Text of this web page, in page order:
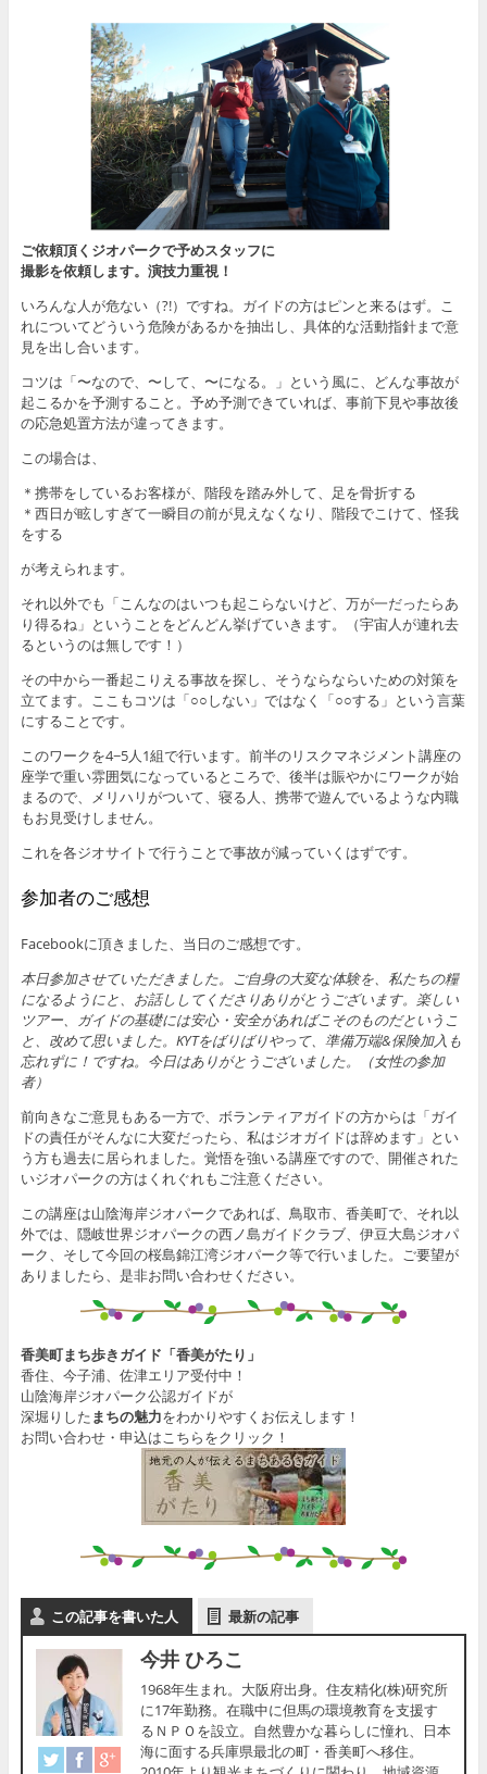
ご依頼頂くジオパークで予めスタッフに
撮影を依頼します。演技力重視！
いろんな人が危ない（?!）ですね。ガイドの方はピンと来るはず。こ
れについてどういう危険があるかを抽出し、具体的な活動指針まで意
見を出し合います。
コツは「〜なので、〜して、〜になる。」という風に、どんな事故が
起こるかを予測すること。予め予測できていれば、事前下見や事故後
の応急処置方法が違ってきます。
この場合は、
＊携帯をしているお客様が、階段を踏み外して、足を骨折する
＊西日が眩しすぎて一瞬目の前が見えなくなり、階段でこけて、怪我
をする
が考えられます。
それ以外でも「こんなのはいつも起こらないけど、万が一だったらあ
り得るね」ということをどんどん挙げていきます。（宇宙人が連れ去
るというのは無しです！）
その中から一番起こりえる事故を探し、そうならならいための対策を
立てます。ここもコツは「○○しない」ではなく「○○する」という言葉
にすることです。
このワークを4−5人1組で行います。前半のリスクマネジメント講座の
座学で重い雰囲気になっているところで、後半は賑やかにワークが始
まるので、メリハリがついて、寝る人、携帯で遊んでいるような内職
もお見受けしません。
これを各ジオサイトで行うことで事故が減っていくはずです。
参加者のご感想
Facebookに頂きました、当日のご感想です。
本日参加させていただきました。ご自身の大変な体験を、私たちの糧
になるようにと、お話ししてくださりありがとうございます。楽しい
ツアー、ガイドの基礎には安心・安全があればこそのものだというこ
と、改めて思いました。KYTをばりばりやって、準備万端&保険加入も
忘れずに！ですね。今日はありがとうございました。（女性の参加
者）
前向きなご意見もある一方で、ボランティアガイドの方からは「ガイ
ドの責任がそんなに大変だったら、私はジオガイドは辞めます」とい
う方も過去に居られました。覚悟を強いる講座ですので、開催された
いジオパークの方はくれぐれもご注意ください。
この講座は山陰海岸ジオパークであれば、鳥取市、香美町で、それ以
外では、隠岐世界ジオパークの西ノ島ガイドクラブ、伊豆大島ジオパ
ーク、そして今回の桜島錦江湾ジオパーク等で行いました。ご要望が
ありましたら、是非お問い合わせください。
香美町まち歩きガイド「香美がたり」
香住、今子浦、佐津エリア受付中！
山陰海岸ジオパーク公認ガイドが
深堀りしたまちの魅力をわかりやすくお伝えします！
お問い合わせ・申込はこちらをクリック！
この記事を書いた人 最新の記事
今井 ひろこ
1968年生まれ。大阪府出身。住友精化(株)研究所
に17年勤務。在職中に但馬の環境教育を支援す
るＮＰＯを設立。自然豊かな暮らしに憧れ、日本
海に面する兵庫県最北の町・香美町へ移住。